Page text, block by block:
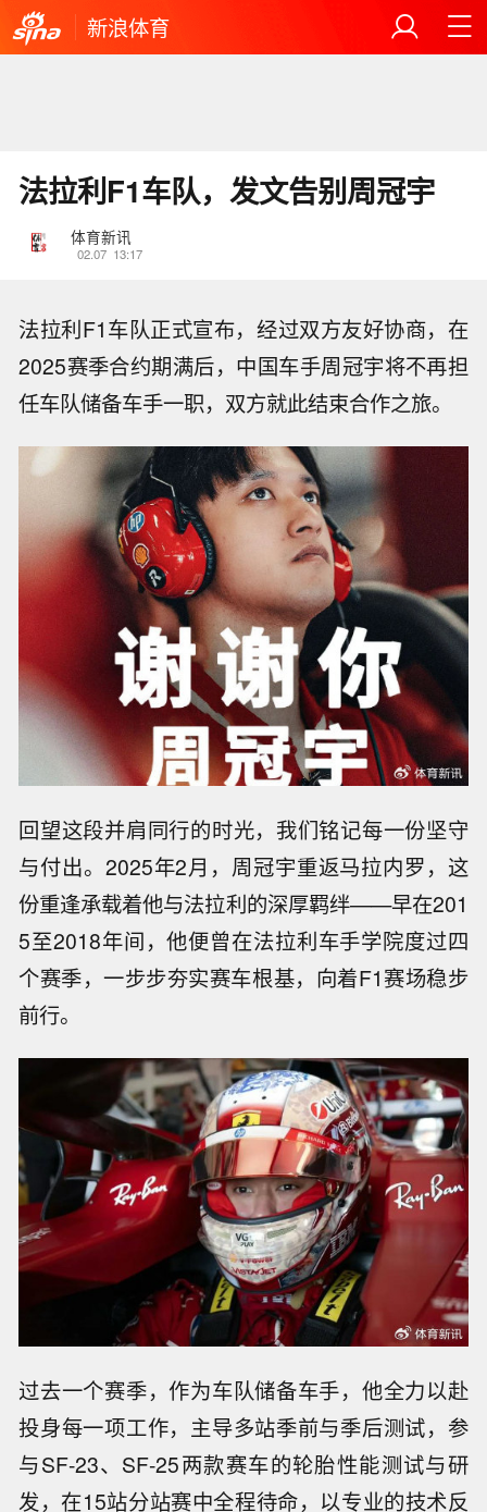
新浪体育
法拉利F1车队，发文告别周冠宇
体育新讯
02.07 13:17
法拉利F1车队正式宣布，经过双方友好协商，在
2025赛季合约期满后，中国车手周冠宇将不再担
任车队储备车手一职，双方就此结束合作之旅。
回望这段并肩同行的时光，我们铭记每一份坚守
与付出。2025年2月，周冠宇重返马拉内罗，这
份重逢承载着他与法拉利的深厚羁绊——早在201
5至2018年间，他便曾在法拉利车手学院度过四
个赛季，一步步夯实赛车根基，向着F1赛场稳步
前行。
过去一个赛季，作为车队储备车手，他全力以赴
投身每一项工作，主导多站季前与季后测试，参
与SF-23、SF-25两款赛车的轮胎性能测试与研
发，在15站分站赛中全程待命，以专业的技术反